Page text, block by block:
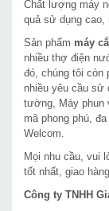
Chất lượng máy
quả sử dụng cao,
Sản phẩm máy
nhiều thợ điện
đó, chúng tôi còn
nhiều yêu cầu sử
tường, Máy phun
mã phong phú,
Welcom.
Mọi nhu cầu, vui
tốt nhất, giao
Công ty TNHH